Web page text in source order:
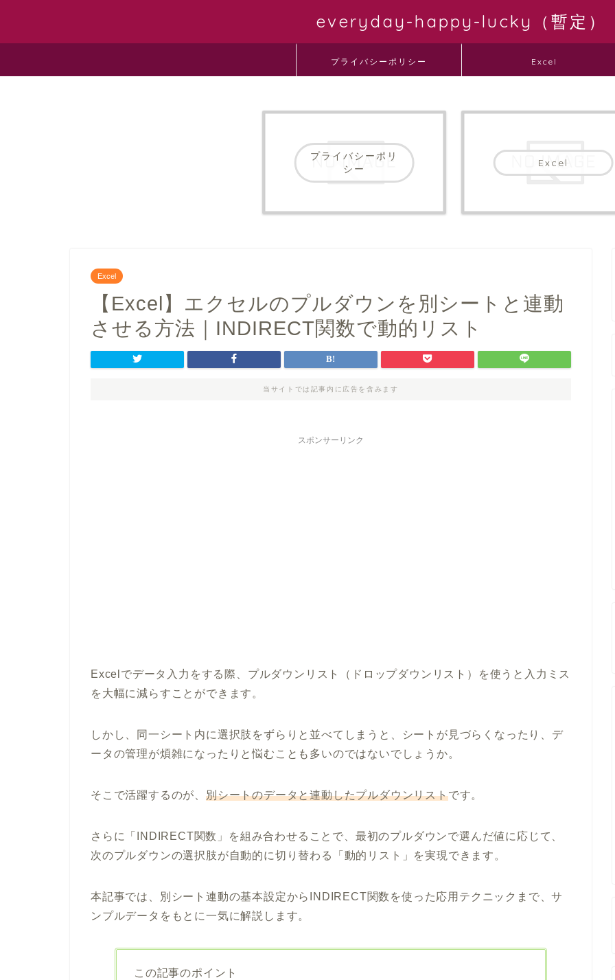
everyday-happy-lucky（暫定）
プライバシーポリシー Excel
プライバシーポリ
シー
Excel
Excel
【Excel】エクセルのプルダウンを別シートと連動
させる方法｜INDIRECT関数で動的リスト
当サイトでは記事内に広告を含みます
スポンサーリンク
Excelでデータ入力をする際、プルダウンリスト（ドロップダウンリスト）を使うと入力ミス
を大幅に減らすことができます。
しかし、同一シート内に選択肢をずらりと並べてしまうと、シートが見づらくなったり、デ
ータの管理が煩雑になったりと悩むことも多いのではないでしょうか。
そこで活躍するのが、 別シートのデータと連動したプルダウンリストです。
さらに「INDIRECT関数」を組み合わせることで、最初のプルダウンで選んだ値に応じて、
次のプルダウンの選択肢が自動的に切り替わる「動的リスト」を実現できます。
本記事では、別シート連動の基本設定からINDIRECT関数を使った応用テクニックまで、サ
ンプルデータをもとに一気に解説します。
この記事のポイント